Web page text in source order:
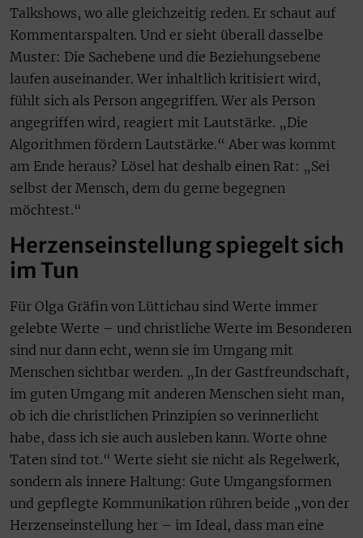
Talkshows, wo alle gleichzeitig reden. Er schaut auf
Kommentarspalten. Und er sieht überall dasselbe
Muster: Die Sachebene und die Beziehungsebene
laufen auseinander. Wer inhaltlich kritisiert wird,
fühlt sich als Person angegriffen. Wer als Person
angegriffen wird, reagiert mit Lautstärke. „Die
Algorithmen fördern Lautstärke.“ Aber was kommt
am Ende heraus? Lösel hat deshalb einen Rat: „Sei
selbst der Mensch, dem du gerne begegnen
möchtest.“
Herzenseinstellung spiegelt sich
im Tun
Für Olga Gräfin von Lüttichau sind Werte immer
gelebte Werte – und christliche Werte im Besonderen
sind nur dann echt, wenn sie im Umgang mit
Menschen sichtbar werden. „In der Gastfreundschaft,
im guten Umgang mit anderen Menschen sieht man,
ob ich die christlichen Prinzipien so verinnerlicht
habe, dass ich sie auch ausleben kann. Worte ohne
Taten sind tot.“ Werte sieht sie nicht als Regelwerk,
sondern als innere Haltung: Gute Umgangsformen
und gepflegte Kommunikation rühren beide „von der
Herzenseinstellung her – im Ideal, dass man eine